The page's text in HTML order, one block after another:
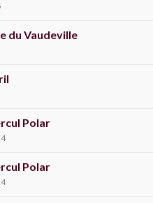
du Vaudeville
Polar
Polar